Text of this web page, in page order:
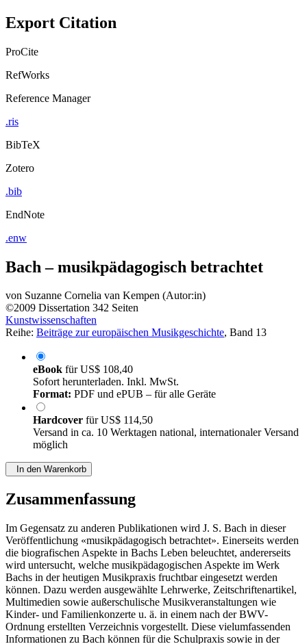
Export Citation
ProCite
RefWorks
Reference Manager
.ris
BibTeX
Zotero
.bib
EndNote
.enw
Bach – musikpädagogisch betrachtet
von Suzanne Cornelia van Kempen (Autor:in)
©2009 Dissertation 342 Seiten
Kunstwissenschaften
Reihe: Beiträge zur europäischen Musikgeschichte, Band 13
eBook fürUS$ 108,40
Sofort herunterladen. Inkl. MwSt.
Format: PDF und ePUB – für alle Geräte
Hardcover fürUS$ 114,50
Versand in ca. 10 Werktagen national, internationaler Versand
möglich
In den Warenkorb
Zusammenfassung
Im Gegensatz zu anderen Publikationen wird J. S. Bach in dieser
Veröffentlichung «musikpädagogisch betrachtet». Einerseits werden
die biografischen Aspekte in Bachs Leben beleuchtet, andererseits
wird untersucht, welche musikpädagogischen Aspekte im Werk
Bachs in der heutigen Musikpraxis fruchtbar eingesetzt werden
können. Dazu werden ausgewählte Lehrwerke, Zeitschriftenartikel,
Multimedien sowie außerschulische Musikveranstaltungen wie
Kinder- und Familienkonzerte u. ä. in einem nach der BWV-
Ordnung erstellten Verzeichnis vorgestellt. Diese vielumfassenden
Informationen zu Bach können für die Schulpraxis sowie in der